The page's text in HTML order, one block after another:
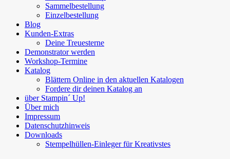
Sammelbestellung
Einzelbestellung
Blog
Kunden-Extras
Deine Treuesterne
Demonstrator werden
Workshop-Termine
Katalog
Blättern Online in den aktuellen Katalogen
Fordere dir deinen Katalog an
über Stampin´ Up!
Über mich
Impressum
Datenschutzhinweis
Downloads
Stempelhüllen-Einleger für Kreativstes